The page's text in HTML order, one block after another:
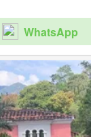
WhatsApp